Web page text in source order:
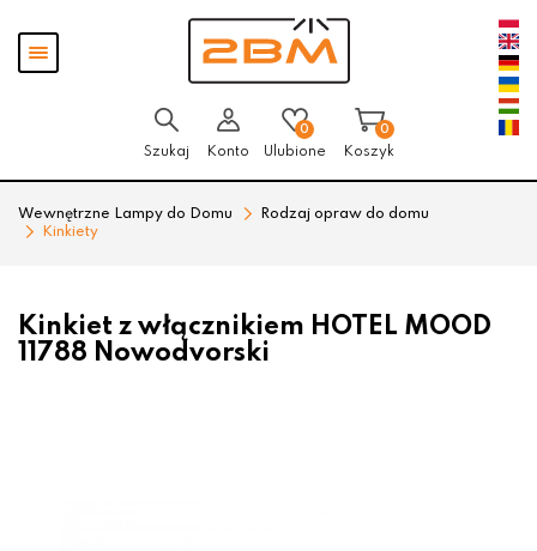
Pokaż
menu
Szukaj Konto
0
Ulubione
0
Koszyk
Wewnętrzne Lampy do Domu
Rodzaj opraw do domu
Kinkiety
Kinkiet z włącznikiem HOTEL MOOD
11788 Nowodvorski